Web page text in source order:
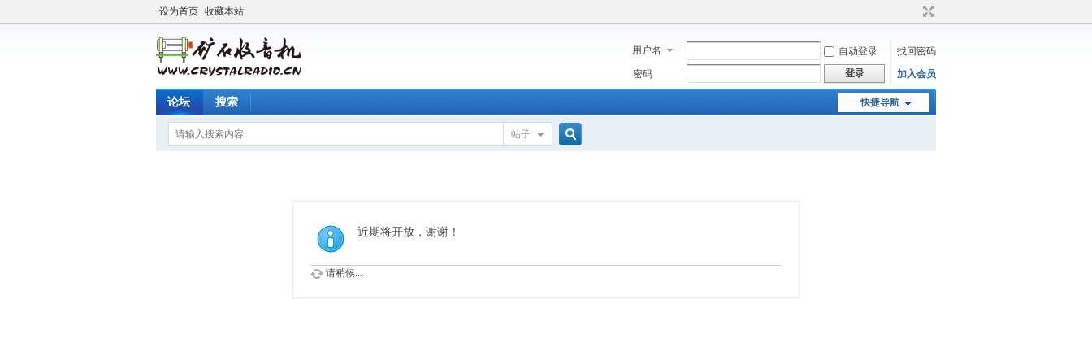
设为首页 收藏本站
用户名 自动登录
找回密码
密码
登录 加入会员
快捷导航
论坛 搜索
帖子
近期将开放，谢谢！
请稍候...